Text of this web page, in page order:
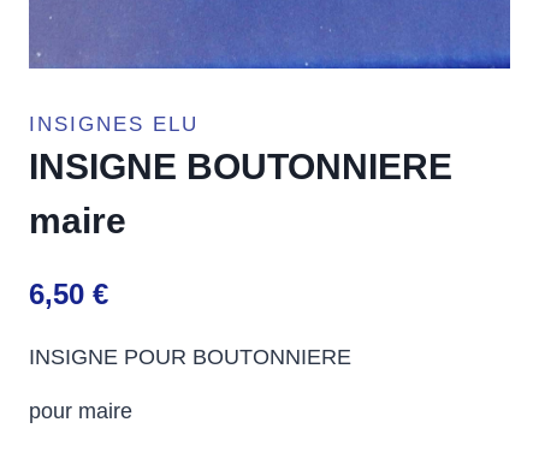
INSIGNES ELU
INSIGNE BOUTONNIERE
maire
6,50 €
INSIGNE POUR BOUTONNIERE
pour maire